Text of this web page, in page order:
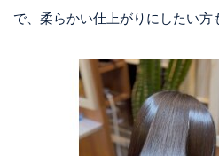
で、柔らかい仕上がりにしたい